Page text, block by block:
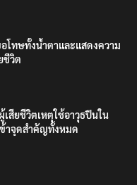
อโทษทั้งน้ำตาและแสดงความ
ชีวิต
สียชีวิตเหตุใช้อาวุธปืนใน
ข้าจุดสำคัญทั้งหมด